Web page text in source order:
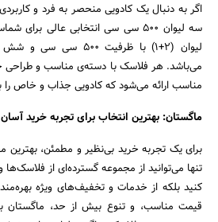
اگر به دنبال یک کادویی منحصر به فرد و
سه لیوان 500 سی سی انتخابی عالی
لیوان (2+1) با ظرفیت
می‌باشد. هر فلاسک با دسته‌ی مناسب و طراحی
مناسب ارائه می‌شود که کادویی جذاب و خاص را
ماگستان: بهترین انتخاب برای تجربه خرید آسان
برای یک تجربه خرید بی‌نظیر و مطمئن،
تنها می‌توانید از مجموعه گسترده‌ای از فلاسک‌ها
کنید بلکه از خدمات و تخفیف‌های ویژه
قیمت مناسب، و تنوع بیش از حد، ماگستان